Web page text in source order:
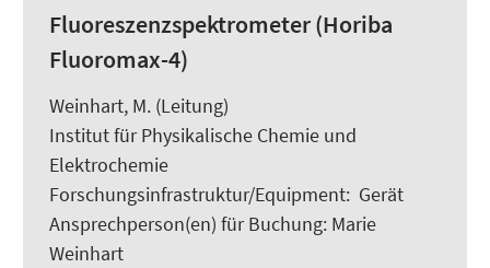
Fluoreszenzspektrometer (Horiba
Fluoromax-4)
Weinhart, M. (Leitung)
Institut für Physikalische Chemie und
Elektrochemie
Forschungsinfrastruktur/Equipment: Gerät
Ansprechperson(en) für Buchung: Marie
Weinhart